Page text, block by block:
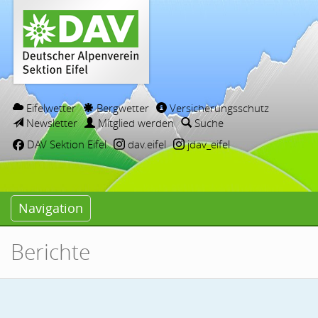
Eifelwetter Bergwetter
Versicherungsschutz
Newsletter
Mitglied werden
Suche
DAV Sektion Eifel
dav.eifel jdav_eifel
Navigation
Berichte